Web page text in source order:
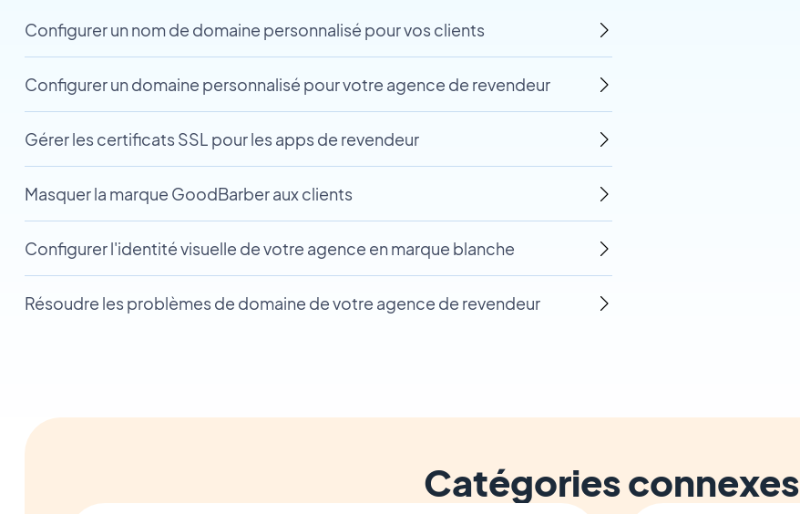
Configurer un nom de domaine personnalisé pour vos clients
Configurer un domaine personnalisé pour votre agence de revendeur
Gérer les certificats SSL pour les apps de revendeur
Masquer la marque GoodBarber aux clients
Configurer l'identité visuelle de votre agence en marque blanche
Résoudre les problèmes de domaine de votre agence de revendeur
Catégories connexes